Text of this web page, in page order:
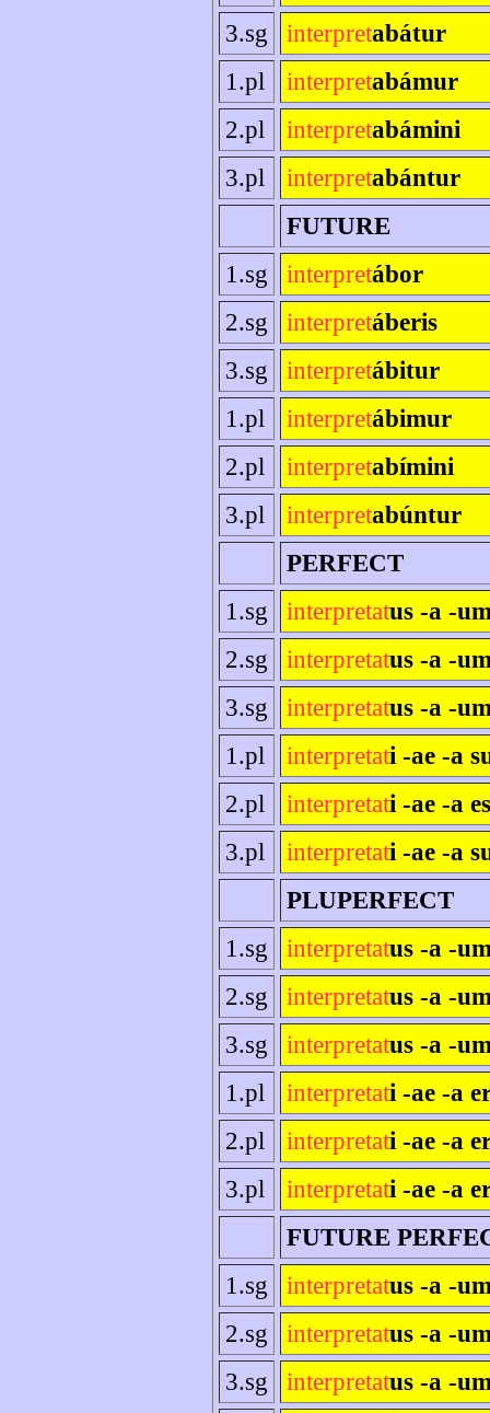
3.sg
interpretabátur
1.pl
interpretabámur
2.pl
interpretabámini
3.pl
interpretabántur
FUTURE
1.sg
interpretábor
2.sg
interpretáberis
3.sg
interpretábitur
1.pl
interpretábimur
2.pl
interpretabímini
3.pl
interpretabúntur
PERFECT
1.sg
interpretatus -a -
2.sg
interpretatus -a -
3.sg
interpretatus -a -
1.pl
interpretati -ae -a
2.pl
interpretati -ae -a
3.pl
interpretati -ae -a
PLUPERFECT
1.sg
interpretatus -a -
2.sg
interpretatus -a -
3.sg
interpretatus -a -
1.pl
interpretati -ae -a
2.pl
interpretati -ae -a
3.pl
interpretati -ae -a
FUTURE
1.sg
interpretatus -a -
2.sg
interpretatus -a -
3.sg
interpretatus -a -